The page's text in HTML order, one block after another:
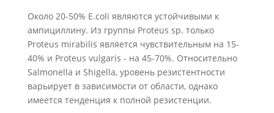
Около 20-50% E.coli являются устойчивыми к
ампициллину. Из группы Proteus sp. только
Proteus mirabilis является чувствительным на 15-
40% и Proteus vulgaris - на 45-70%. Относительно
Salmonella и Shigella, уровень резистентности
варьирует в зависимости от области, однако
имеется тенденция к полной резистенции.